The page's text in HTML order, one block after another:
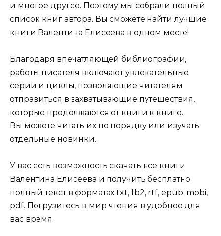
и многое другое. Поэтому мы собрали полный
список книг автора. Вы сможете найти лучшие
книги Валентина Елисеева в одном месте!
Благодаря впечатляющей библиографии,
работы писателя включают увлекательные
серии и циклы, позволяющие читателям
отправиться в захватывающие путешествия,
которые продолжаются от книги к книге.
Вы можете читать их по порядку или изучать
отдельные новинки.
У вас есть возможность скачать все книги
Валентина Елисеева и получить бесплатно
полный текст в форматах txt, fb2, rtf, epub, mobi,
pdf. Погрузитесь в мир чтения в удобное для
вас время.